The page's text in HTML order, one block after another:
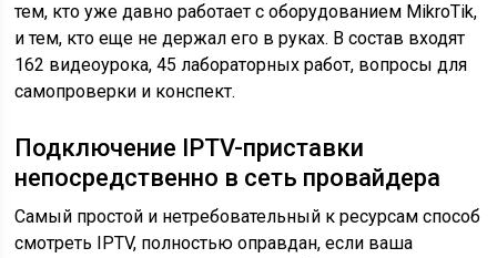
тем, кто уже давно работает с оборудованием MikroTik,
и тем, кто еще не держал его в руках. В состав входят
162 видеоурока, 45 лабораторных работ, вопросы для
самопроверки и конспект.
Подключение IPTV-приставки
непосредственно в сеть провайдера
Самый простой и нетребовательный к ресурсам способ
смотреть IPTV, полностью оправдан, если ваша